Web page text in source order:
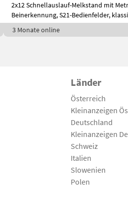
2x12 Schnellauslauf-Melkstand mit
Beinerkennung, S21-Bedienfelder, klassi
3 Monate online
Länder
Österreich
Kleinanzeigen
Deutschland
Kleinanzeigen
Schweiz
Italien
Slowenien
Polen